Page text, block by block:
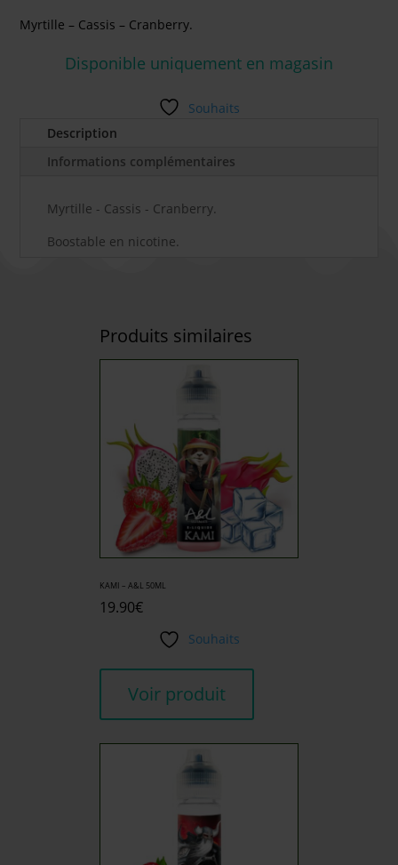
Myrtille – Cassis – Cranberry.
Disponible uniquement en magasin
Souhaits
Description
Informations complémentaires
Myrtille - Cassis - Cranberry.
Boostable en nicotine.
Produits similaires
KAMI – A&L 50ML
19.90€
Souhaits
Voir produit